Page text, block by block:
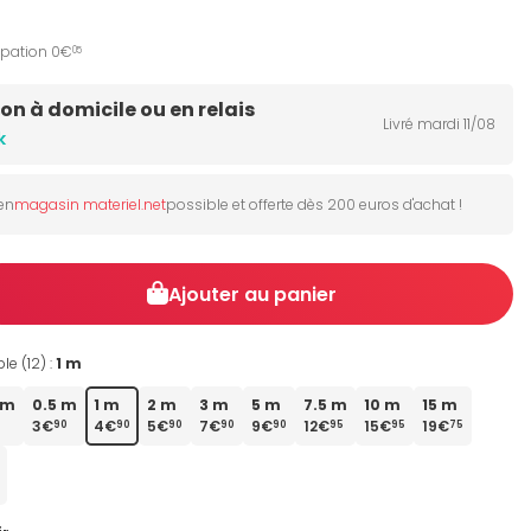
0€05
à domicile ou en relais
Livré mardi 11/08
magasin materiel.netpossible et offerte dès 200 euros d'achat !
Ajouter au panier
(12) :1 m
0.5 m
3€90
1 m
4€90
2 m
5€90
3 m
7€90
5 m
9€90
7.5 m
12€95
10 m
15€95
15 m
19€75